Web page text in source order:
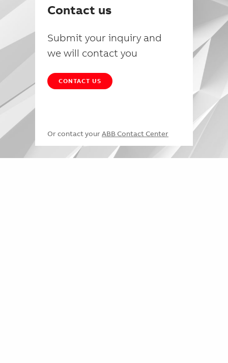
Contact us
Submit your inquiry and
we will contact you
CONTACT US
Or contact your ABB Contact Center